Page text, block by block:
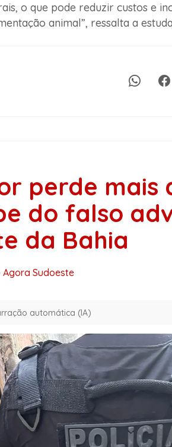
o que pode reduzir custos e
animal”, ressalta a
perde mais
do falso
da Bahia
Agora Sudoeste
automática (IA)